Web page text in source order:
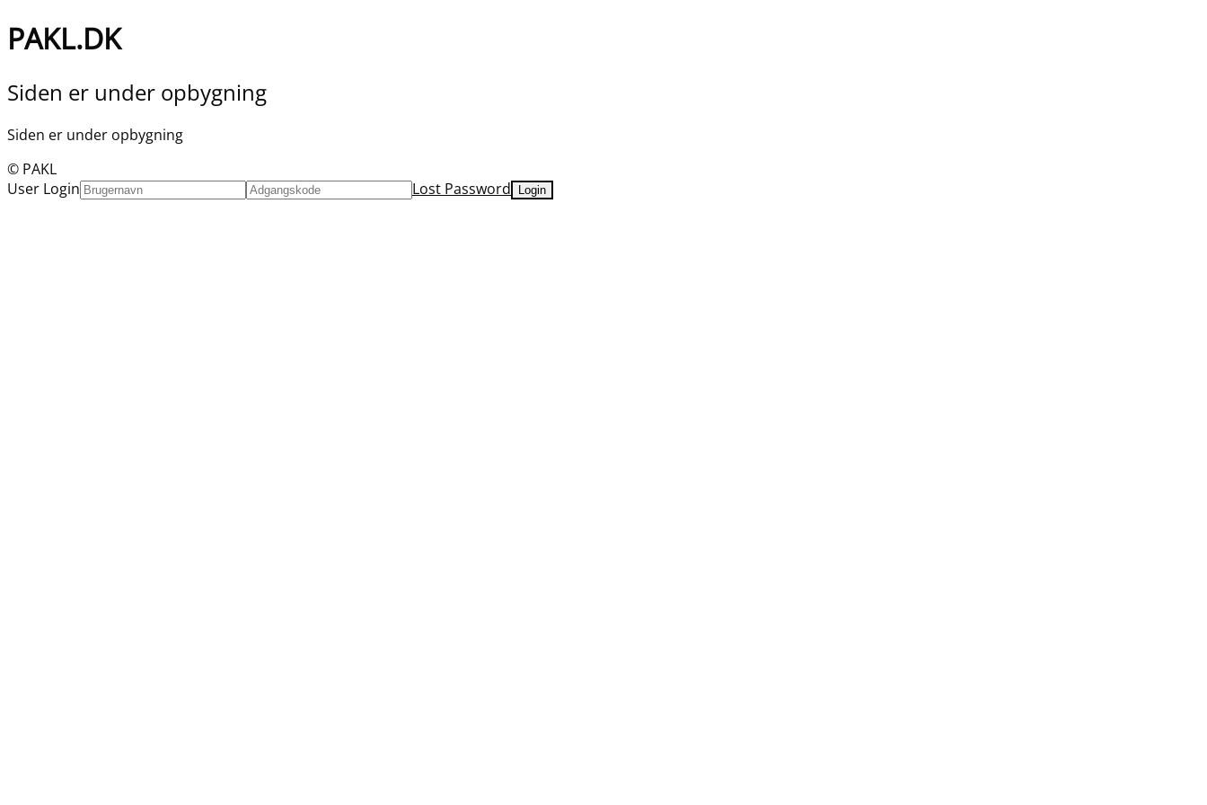
PAKL.DK
Siden er under opbygning
Siden er under opbygning
© PAKL
User Login
Lost Password